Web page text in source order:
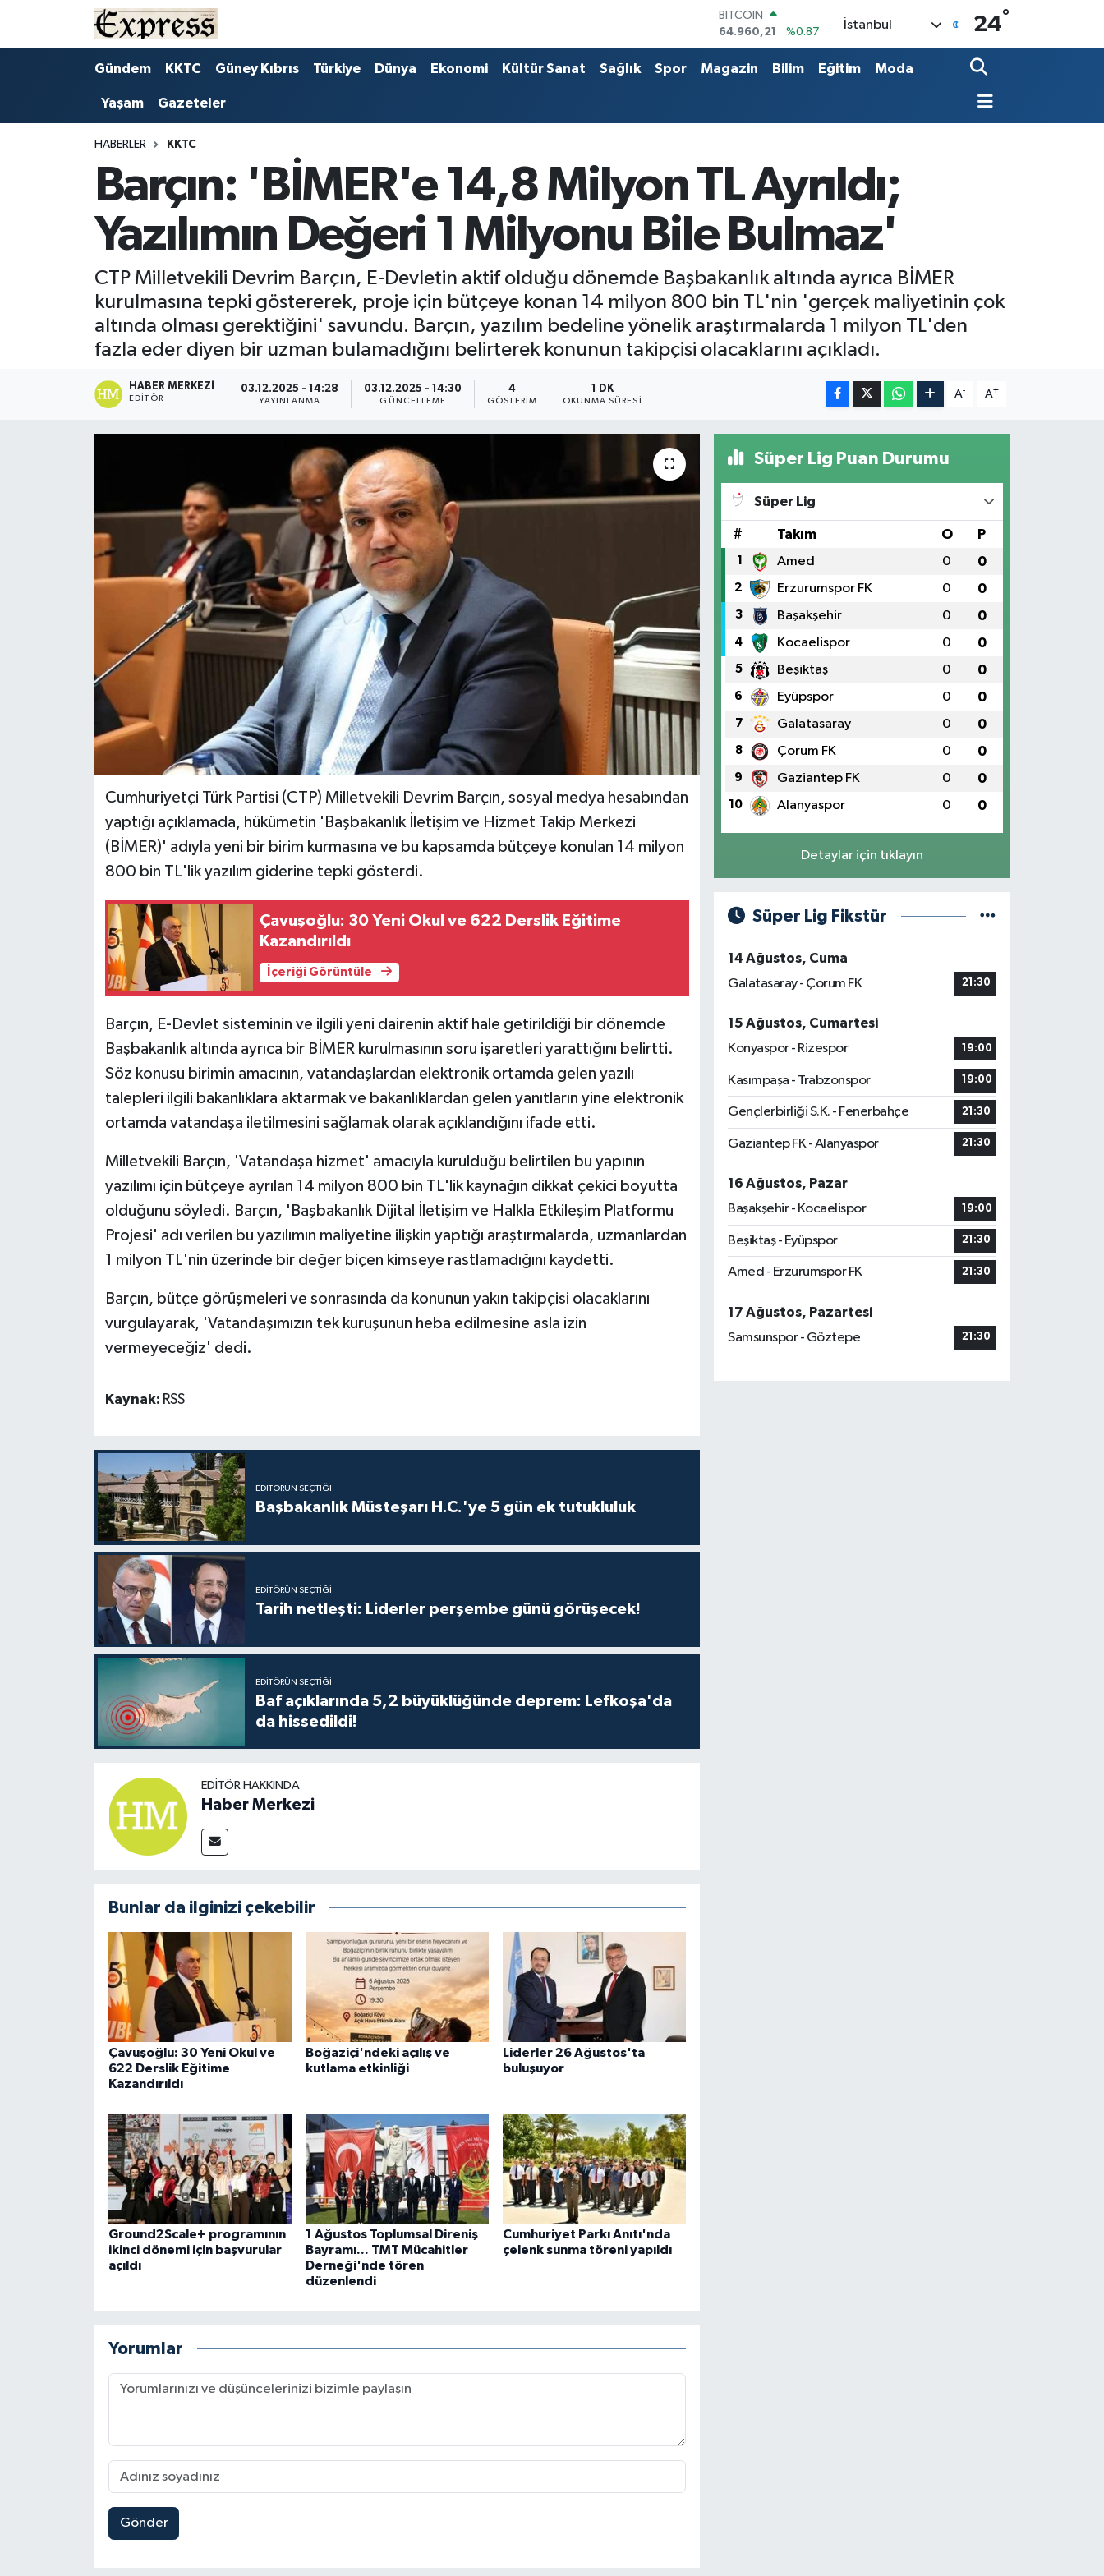
BITCOIN
64.960,21
%0.87
DOLAR
47,7436
%0.18
EURO
BİST100
13.779
%-14
İstanbul 24°
Gündem KKTC Güney Kıbrıs Türkiye Dünya Ekonomi Kültür Sanat Sağlık Spor Magazin Bilim Eğitim Moda
Yaşam Gazeteler
HABERLER KKTC
Barçın: 'BİMER'e 14,8 Milyon TL Ayrıldı;
Yazılımın Değeri 1 Milyonu Bile Bulmaz'
CTP Milletvekili Devrim Barçın, E-Devletin aktif olduğu dönemde Başbakanlık altında ayrıca BİMER
kurulmasına tepki göstererek, proje için bütçeye konan 14 milyon 800 bin TL'nin 'gerçek maliyetinin çok
altında olması gerektiğini' savundu. Barçın, yazılım bedeline yönelik araştırmalarda 1 milyon TL'den
fazla eder diyen bir uzman bulamadığını belirterek konunun takipçisi olacaklarını açıkladı.
HABER MERKEZI
EDITÖR
03.12.2025 - 14:28
YAYINLANMA
03.12.2025 - 14:30
GÜNCELLEME
4
GÖSTERIM
1 DK
OKUNMA SÜRESI
A- A+
Cumhuriyetçi Türk Partisi (CTP) Milletvekili Devrim Barçın, sosyal medya hesabından
yaptığı açıklamada, hükümetin 'Başbakanlık İletişim ve Hizmet Takip Merkezi
(BİMER)' adıyla yeni bir birim kurmasına ve bu kapsamda bütçeye konulan 14 milyon
800 bin TL'lik yazılım giderine tepki gösterdi.
Çavuşoğlu: 30 Yeni Okul ve 622 Derslik Eğitime
Kazandırıldı
İçeriği Görüntüle
Barçın, E-Devlet sisteminin ve ilgili yeni dairenin aktif hale getirildiği bir dönemde
Başbakanlık altında ayrıca bir BİMER kurulmasının soru işaretleri yarattığını belirtti.
Söz konusu birimin amacının, vatandaşlardan elektronik ortamda gelen yazılı
talepleri ilgili bakanlıklara aktarmak ve bakanlıklardan gelen yanıtların yine elektronik
ortamda vatandaşa iletilmesini sağlamak olarak açıklandığını ifade etti.
Milletvekili Barçın, 'Vatandaşa hizmet' amacıyla kurulduğu belirtilen bu yapının
yazılımı için bütçeye ayrılan 14 milyon 800 bin TL'lik kaynağın dikkat çekici boyutta
olduğunu söyledi. Barçın, 'Başbakanlık Dijital İletişim ve Halkla Etkileşim Platformu
Projesi' adı verilen bu yazılımın maliyetine ilişkin yaptığı araştırmalarda, uzmanlardan
1 milyon TL'nin üzerinde bir değer biçen kimseye rastlamadığını kaydetti.
Barçın, bütçe görüşmeleri ve sonrasında da konunun yakın takipçisi olacaklarını
vurgulayarak, 'Vatandaşımızın tek kuruşunun heba edilmesine asla izin
vermeyeceğiz' dedi.
Kaynak: RSS
EDITÖRÜN SEÇTIĞI
Başbakanlık Müsteşarı H.C.'ye 5 gün ek tutukluluk
EDITÖRÜN SEÇTIĞI
Tarih netleşti: Liderler perşembe günü görüşecek!
EDITÖRÜN SEÇTIĞI
Baf açıklarında 5,2 büyüklüğünde deprem: Lefkoşa'da
da hissedildi!
EDITÖR HAKKINDA
Haber Merkezi
Bunlar da ilginizi çekebilir
Çavuşoğlu: 30 Yeni Okul ve
622 Derslik Eğitime
Kazandırıldı
Boğaziçi'ndeki açılış ve
kutlama etkinliği
Liderler 26 Ağustos'ta
buluşuyor
Ground2Scale+ programının
ikinci dönemi için başvurular
açıldı
1 Ağustos Toplumsal Direniş
Bayramı... TMT Mücahitler
Derneği'nde tören
düzenlendi
Cumhuriyet Parkı Anıtı'nda
çelenk sunma töreni yapıldı
Yorumlar
Gönder
Süper Lig Puan Durumu
Süper Lig
# Takım O P
1 Amed 0 0
2 Erzurumspor FK 0 0
3 Başakşehir 0 0
4 Kocaelispor 0 0
5 Beşiktaş 0 0
6 Eyüpspor 0 0
7 Galatasaray 0 0
8 Çorum FK 0 0
9 Gaziantep FK 0 0
10 Alanyaspor 0 0
Detaylar için tıklayın
Süper Lig Fikstür
14 Ağustos, Cuma
Galatasaray - Çorum FK
21:30
15 Ağustos, Cumartesi
Konyaspor - Rizespor
19:00
Kasımpaşa - Trabzonspor 19:00
Gençlerbirliği S.K. - Fenerbahçe 21:30
Gaziantep FK - Alanyaspor 21:30
16 Ağustos, Pazar
Başakşehir - Kocaelispor
19:00
Beşiktaş - Eyüpspor 21:30
Amed - Erzurumspor FK 21:30
17 Ağustos, Pazartesi
Samsunspor - Göztepe
21:30
ALAYKÖY
ALSANCAK
ÇATALKÖY
ENGLISH
ESENTEPE
GÜNDEM
KÜLTÜR SANAT
LEFKOŞA
MAGAZİN
Nöbetçi Eczaneler
ÖZEL HABER
TEKNOLOJİ
Hava Durumu
Trafik Durumu
Süper Lig Puan Durumu ve Fikstür
Tüm Manşetler
Son Dakika Haberleri
Haber Arşivi